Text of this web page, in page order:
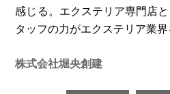
感じる。エクステリア専門店
タッフの力がエクステリア業界
株式会社堀央創建